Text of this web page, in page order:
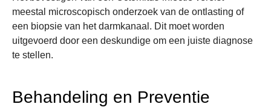
meestal microscopisch onderzoek van de ontlasting of
een biopsie van het darmkanaal. Dit moet worden
uitgevoerd door een deskundige om een juiste diagnose
te stellen.
Behandeling en Preventie